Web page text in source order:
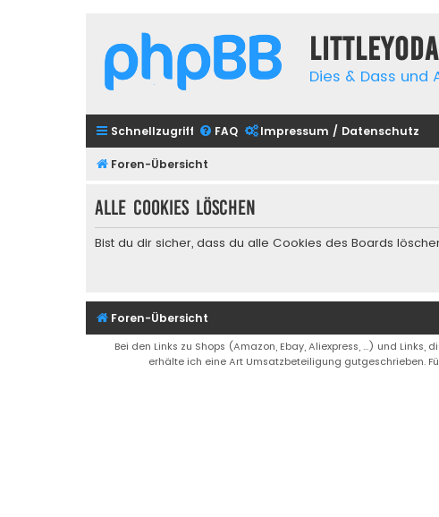
Dies & Dass und
Schnellzugriff FAQ Impressum / Datenschutz
Foren-Übersicht
Alle Cookies löschen
Bist du dir sicher, dass du alle Cookies des Boards
Foren-Übersicht
Bei den Links zu Shops (Amazon, Ebay, Aliexpress, ...) und
erhälte ich eine Art Umsatzbeteiligung gutgeschrieben.